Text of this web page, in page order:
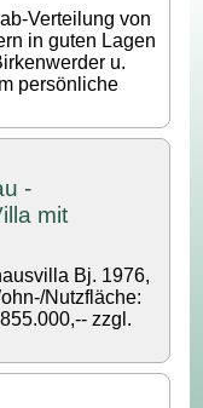
Verteilung von
in guten Lagen
u.
persönliche
-
mit
Bj. 1976,
Nutzfläche:
zzgl.